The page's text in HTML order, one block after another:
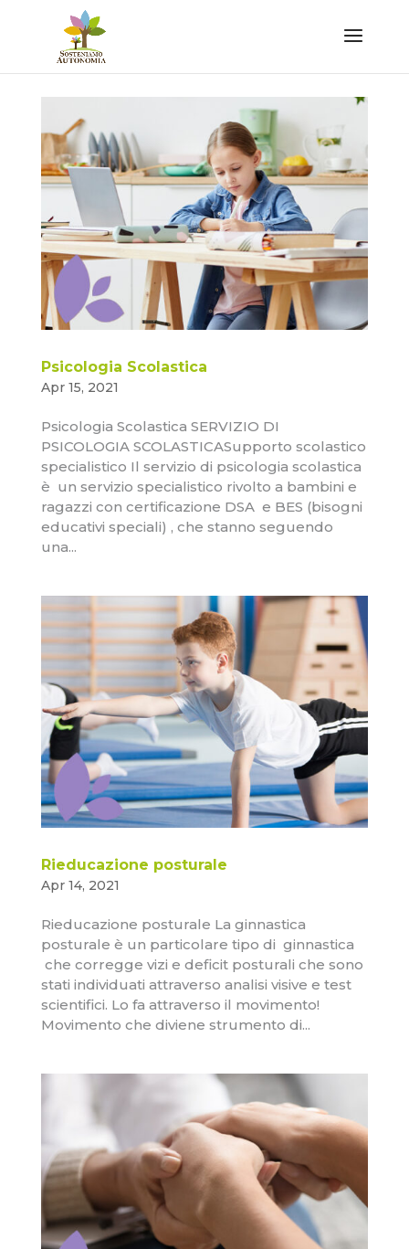
Psicologia Scolastica
Apr 15, 2021
Psicologia Scolastica SERVIZIO DI
PSICOLOGIA SCOLASTICASupporto scolastico
specialistico Il servizio di psicologia scolastica
è un servizio specialistico rivolto a bambini e
ragazzi con certificazione DSA e BES (bisogni
educativi speciali) , che stanno seguendo
una...
Rieducazione posturale
Apr 14, 2021
Rieducazione posturale La ginnastica
posturale è un particolare tipo di ginnastica
che corregge vizi e deficit posturali che sono
stati individuati attraverso analisi visive e test
scientifici. Lo fa attraverso il movimento!
Movimento che diviene strumento di...